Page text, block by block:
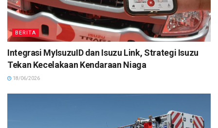
BERITA
Integrasi MyIsuzuID dan Isuzu Link, Strategi Isuzu
Tekan Kecelakaan Kendaraan Niaga
18/06/2026